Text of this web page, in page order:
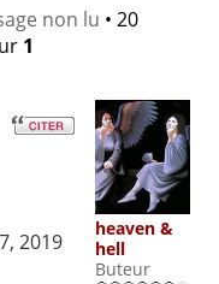
non lu • 20
1
2019
heaven &
hell
Buteur